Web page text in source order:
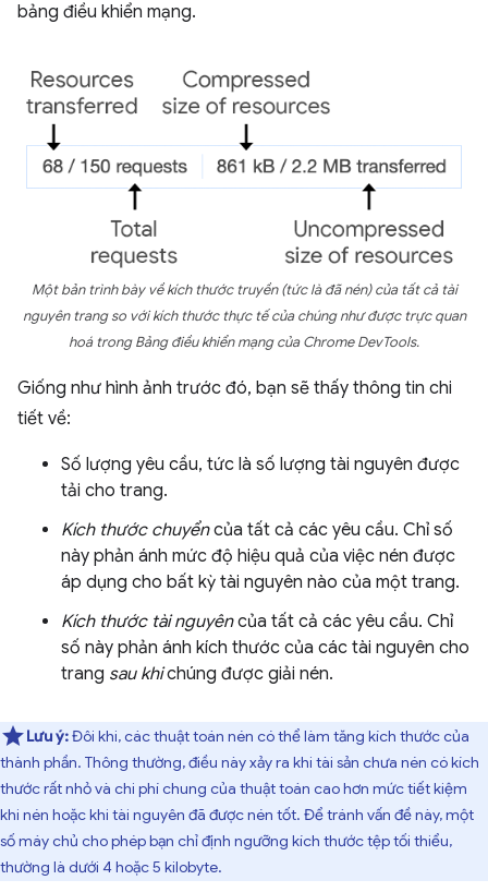
bảng điều khiển mạng.
Một bản trình bày về kích thước truyền(tức là đã nén) của tất cả tài
nguyên trang so với kích thước thực tế của chúng như được trực quan
hoá trong Bảng điều khiển mạng của Chrome DevTools.
Giống như hình ảnh trước đó, bạn sẽ thấy thông tin chi
tiết về:
Số lượng yêu cầu, tức là số lượng tài nguyên được
tải cho trang.
Kích thước chuyểncủa tất cả các yêu cầu. Chỉ số
này phản ánh mức độ hiệu quả của việc nén được
áp dụng cho bất kỳ tài nguyên nào của một trang.
Kích thước tài nguyêncủa tất cả các yêu cầu. Chỉ
số này phản ánh kích thước của các tài nguyên cho
trang sau khichúng được giải nén.
Lưu ý:Đôi khi, các thuật toán nén có thể làm tăng kích thước của
thành phần. Thông thường, điều này xảy ra khi tài sản chưa nén có kích
thước rất nhỏ và chi phí chung của thuật toán cao hơn mức tiết kiệm
khi nén hoặc khi tài nguyên đã được nén tốt. Để tránh vấn đề này, một
số máy chủ cho phép bạn chỉ định ngưỡng kích thước tệp tối thiểu,
thường là dưới 4 hoặc 5 kilobyte.